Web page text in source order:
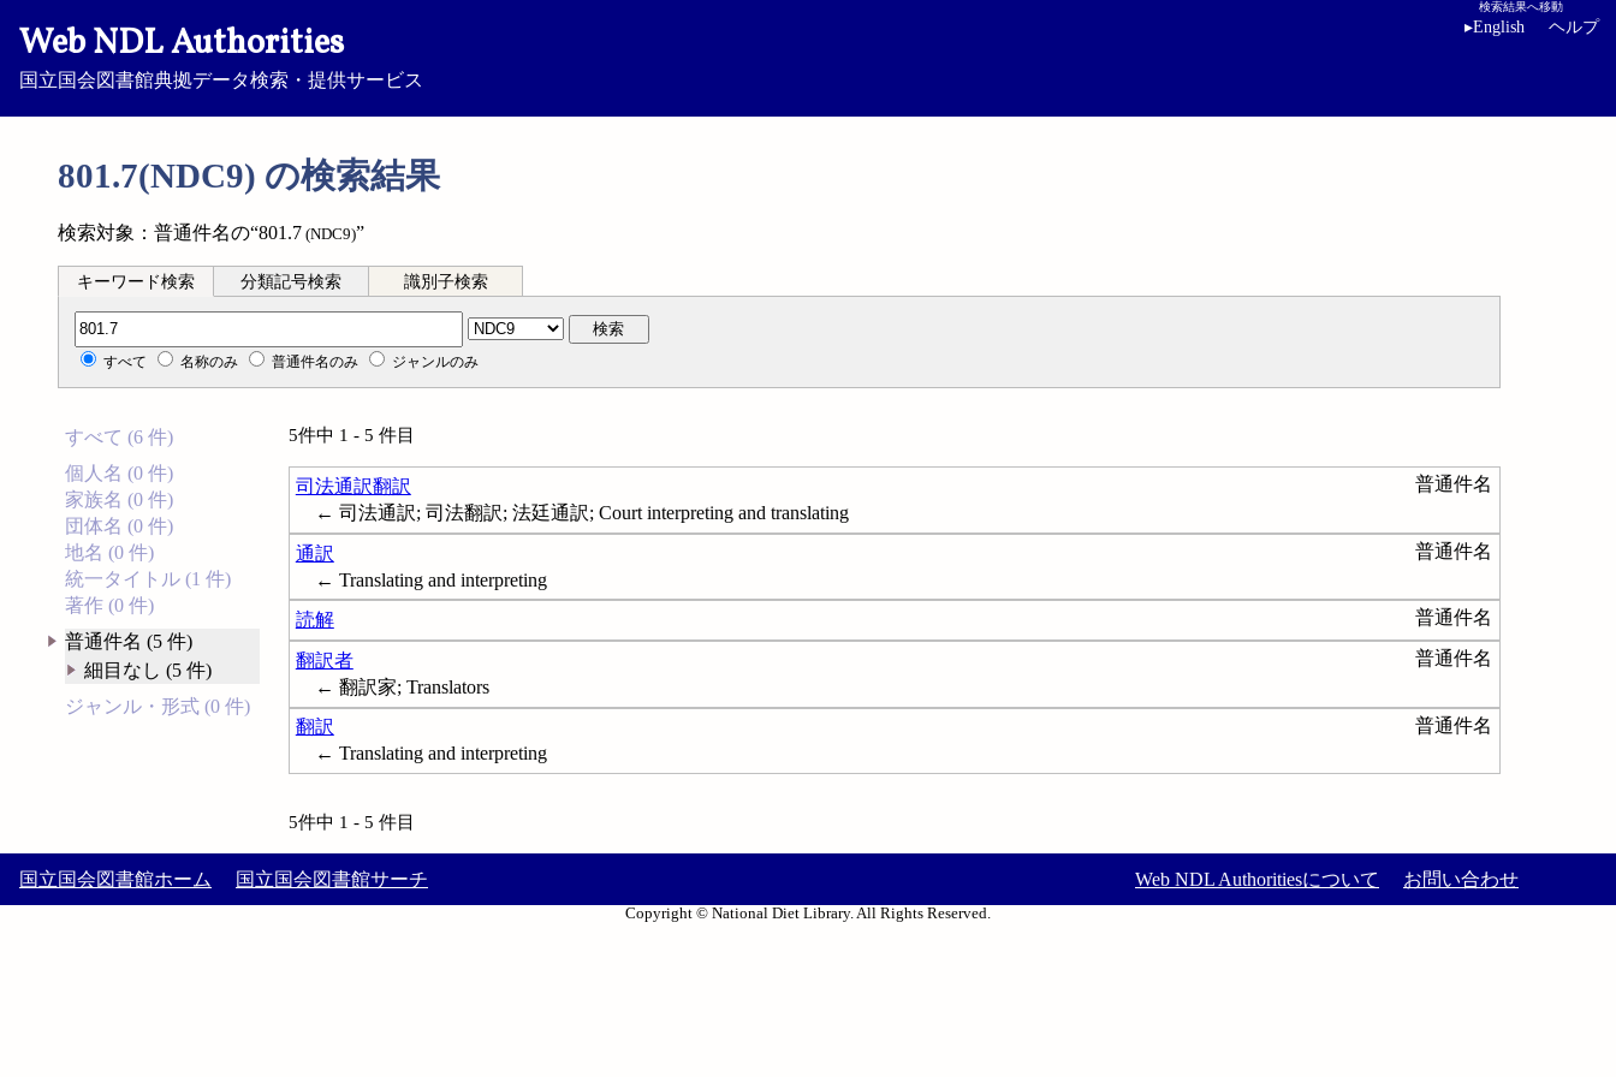
Web NDL Authorities
国立国会図書館典拠データ検索・提供サービス
検索結果へ移動
▸English ヘルプ
801.7(NDC9) の検索結果
検索対象：普通件名の“801.7 (NDC9)”
キーワード検索 分類記号検索 識別子検索
分類記号検索 検索
すべて 名称のみ 普通件名のみ ジャンルのみ
すべて (6 件)
個人名 (0 件)
家族名 (0 件)
団体名 (0 件)
地名 (0 件)
統一タイトル (1 件)
著作 (0 件)
普通件名 (5 件)
細目なし (5 件)
ジャンル・形式 (0 件)
5件中 1 - 5 件目
司法通訳翻訳
普通件名
← 司法通訳; 司法翻訳; 法廷通訳; Court interpreting and translating
通訳
普通件名
← Translating and interpreting
読解
普通件名
翻訳者
普通件名
← 翻訳家; Translators
翻訳
普通件名
← Translating and interpreting
5件中 1 - 5 件目
国立国会図書館ホーム 国立国会図書館サーチ Web NDL Authoritiesについて お問い合わせ
Copyright © National Diet Library. All Rights Reserved.